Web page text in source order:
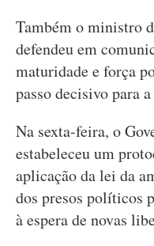
Também o ministro
defendeu em
maturidade e força
passo decisivo para
Na sexta-feira, o
estabeleceu um
aplicação da lei da
dos presos políticos
à espera de novas